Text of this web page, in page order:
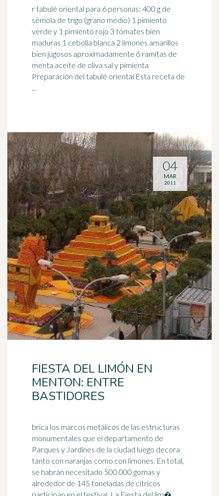
r tabulé oriental para 6 personas: 400 g de
sémola de trigo (grano medio) 1 pimiento
verde y 1 pimiento rojo 3 tomates bien
maduras 1 cebolla blanca 2 limones amarillos
bien jugosos aproximadamente 6 ramitas de
menta aceite de oliva sal y pimienta
Preparación del tabulé oriental Esta receta de
...
FIESTA DEL LIMÓN EN
MENTON: ENTRE
BASTIDORES
brica los marcos metálicos de las estructuras
monumentales que el departamento de
Parques y Jardines de la ciudad luego decora
tanto con naranjas como con limones. En total,
se habrán necesitado 500.000 gomas y
alrededor de 145 toneladas de cítricos
04
MAR
2011